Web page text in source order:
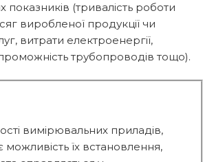
показників (тривалість роботи
виробленої продукції чи
витрати електроенергії,
трубопроводів тощо).
вимірювальних приладів,
можливість їх встановлення,